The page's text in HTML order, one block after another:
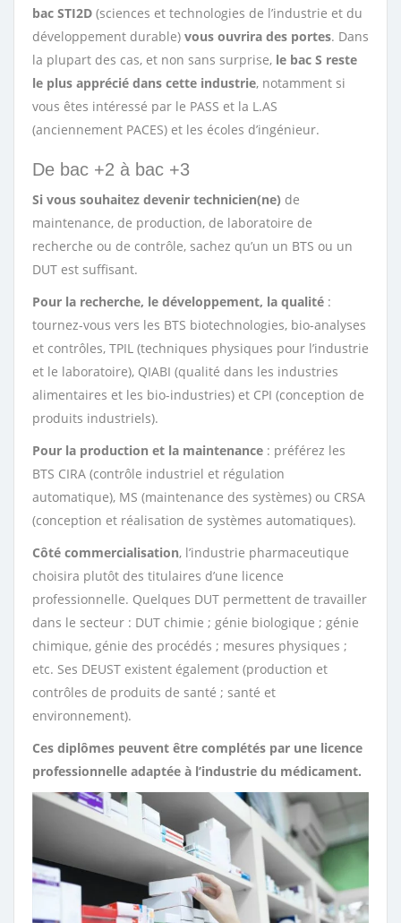
bac STI2D (sciences et technologies de l’industrie et du
développement durable) vous ouvrira des portes. Dans
la plupart des cas, et non sans surprise, le bac S reste
le plus apprécié dans cette industrie, notamment si
vous êtes intéressé par le PASS et la L.AS
(anciennement PACES) et les écoles d’ingénieur.
De bac +2 à bac +3
Si vous souhaitez devenir technicien(ne) de
maintenance, de production, de laboratoire de
recherche ou de contrôle, sachez qu’un un BTS ou un
DUT est suffisant.
Pour la recherche, le développement, la qualité :
tournez-vous vers les BTS biotechnologies, bio-analyses
et contrôles, TPIL (techniques physiques pour l’industrie
et le laboratoire), QIABI (qualité dans les industries
alimentaires et les bio-industries) et CPI (conception de
produits industriels).
Pour la production et la maintenance : préférez les
BTS CIRA (contrôle industriel et régulation
automatique), MS (maintenance des systèmes) ou CRSA
(conception et réalisation de systèmes automatiques).
Côté commercialisation, l’industrie pharmaceutique
choisira plutôt des titulaires d’une licence
professionnelle. Quelques DUT permettent de travailler
dans le secteur : DUT chimie ; génie biologique ; génie
chimique, génie des procédés ; mesures physiques ;
etc. Ses DEUST existent également (production et
contrôles de produits de santé ; santé et
environnement).
Ces diplômes peuvent être complétés par une licence
professionnelle adaptée à l’industrie du médicament.